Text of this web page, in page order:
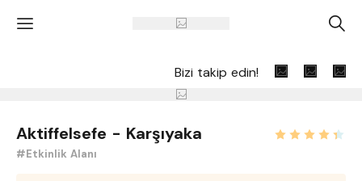
' A
Bizi takip edin!
Aktiffelsefe - Karşıyaka
#Etkinlik Alanı